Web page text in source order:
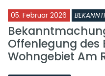
05. Februar 2026
Offenlegung des
Wohngebiet Am